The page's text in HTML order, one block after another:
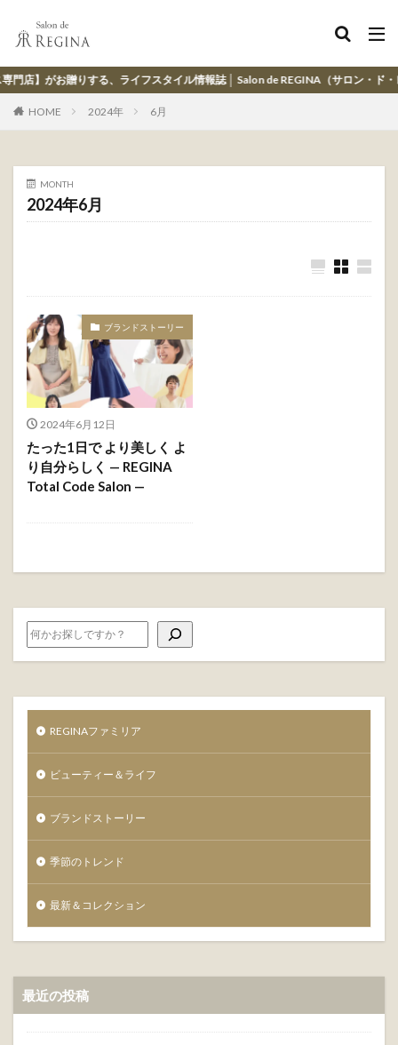
がお贈りする、ライフスタイル情報誌 │ Salon de REGINA（サロン・ド・レジー
HOME 2024年 6月
MONTH
2024年6月
ブランドストーリー
2024年6月12日
たった1日で より美しく よ
り自分らしく — REGINA
Total Code Salon —
REGINAファミリア
ビューティー＆ライフ
ブランドストーリー
季節のトレンド
最新＆コレクション
最近の投稿